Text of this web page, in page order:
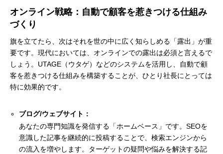
オンライン戦略：自動で顧客を惹きつける仕組み
づくり
旗を立てたら、次はそれを世の中に広く知らしめる「露出」が重
要です。現代においては、オンラインでの露出は必須と言えるで
しょう。UTAGE（ウタゲ）などのシステムを活用し、自動で顧
客を惹きつける仕組みを構築することが、ひとり社長にとっては
特に効果的です。
ブログ/ウェブサイト：
あなたの専門知識を発信する「ホームベース」です。SEOを
意識した記事を継続的に投稿することで、検索エンジンから
の流入を増やします。ターゲットの疑問や悩みを解決する記